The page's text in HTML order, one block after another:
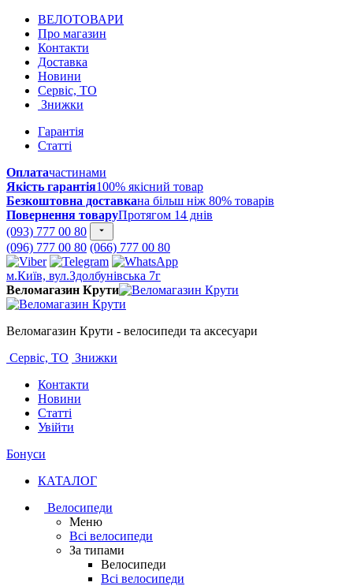
ВЕЛОТОВАРИ
Про магазин
Контакти
Доставка
Новини
Сервіс, ТО
Знижки
Гарантія
Статті
Оплатачастинами
Якість гарантія100% якісний товар
Безкоштовна доставкана більш ніж 80% товарів
Повернення товаруПротягом 14 днів
(093) 777 00 80
(096) 777 00 80 (066) 777 00 80
м.Київ, вул.Здолбунівська 7г
Веломагазин Крути
Веломагазин Крути - велосипеди та аксесуари
Сервіс, ТО Знижки
Контакти
Новини
Статті
Увійти
Бонуси
КАТАЛОГ
Велосипеди
Меню
Всі велосипеди
За типами
Велосипеди
Всі велосипеди